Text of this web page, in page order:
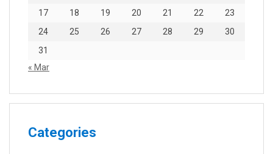
17
18 19 20 21 22
23
24
25 26 27 28 29
30
31
« Mar
Categories